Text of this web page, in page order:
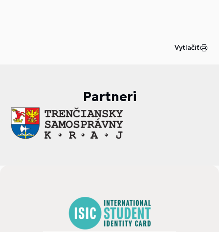
Vytlačiť
Partneri